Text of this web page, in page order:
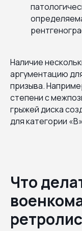
Наличие
аргументацию
призыва.
степени с
грыжей диска
для категории
Что